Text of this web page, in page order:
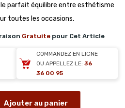
parfait équilibre entre esthétisme
toutes les occasions.
Gratuite pour Cet Article
COMMANDEZ EN LIGNE
OU APPELLEZ LE: 36
36 00 95
Ajouter au panier